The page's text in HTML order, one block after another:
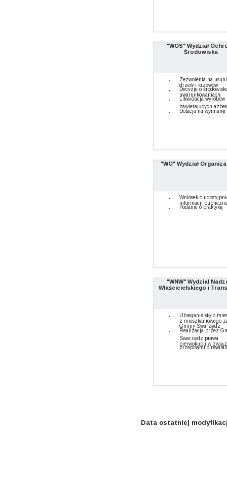
"WOS" Wydział
Środowiska
Zezwolenia na
drzew i krzewów
Decyzje o
uwarunkowaniach
Likwidacja wyrobów
zawierających
Dotacja na wymianę
"WO" Wydział
Wniosek o
informacji
Podanie o praktykę
"WNW" Wydział
Właścicielskiego i
Ubieganie się o
z mieszkaniowego
Gminy Swarzędz
Realizacja przez
Swarzędz prawa
pierwokupu w
przepisami o
Data ostatniej